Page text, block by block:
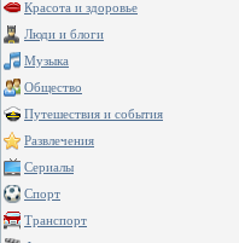
Красота и здоровье
Люди и блоги
Музыка
Общество
Путешествия и события
Развлечения
Сериалы
Спорт
Транспорт